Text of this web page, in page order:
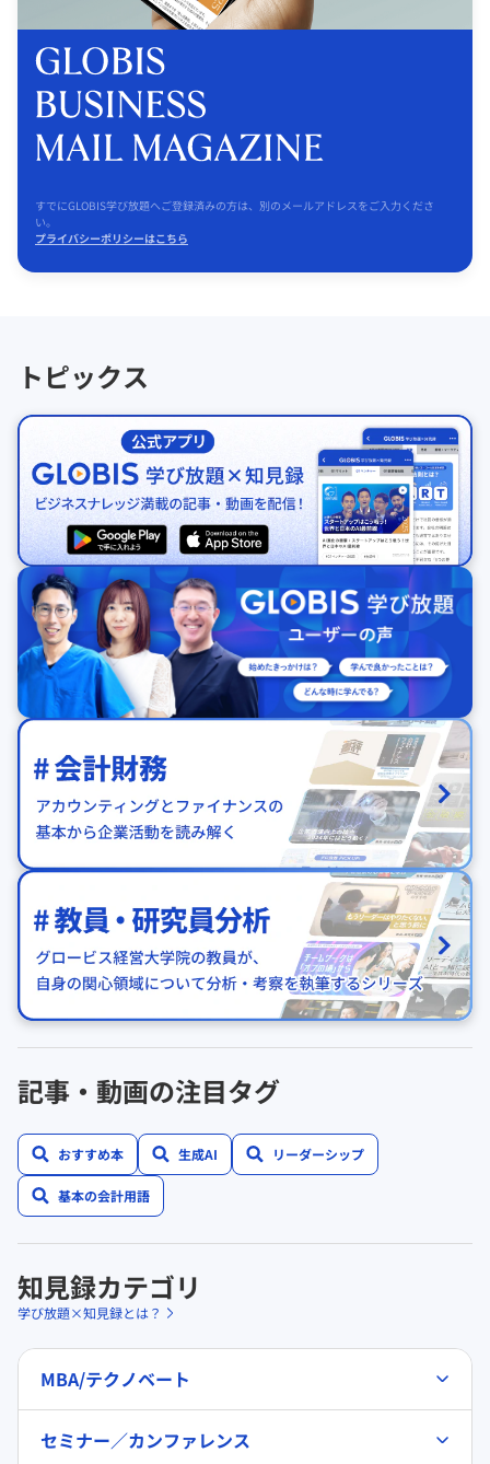
すでにGLOBIS学び放題へご登録済みの方は、別のメールアドレスをご入力くださ
い。
プライバシーポリシーはこちら
トピックス
記事・動画の注目タグ
おすすめ本 生成AI リーダーシップ
基本の会計用語
知見録カテゴリ
学び放題×知見録とは？
MBA/テクノベート
セミナー／カンファレンス